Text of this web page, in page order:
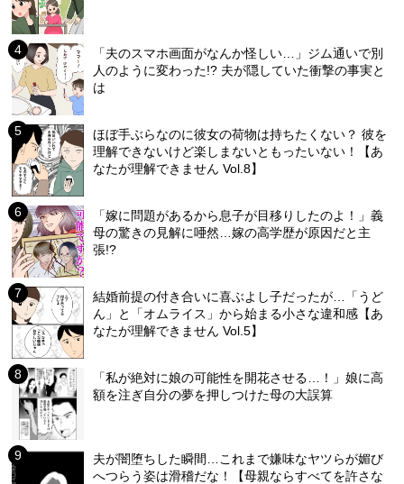
「夫のスマホ画面がなんか怪しい…」ジム通いで別
人のように変わった!? 夫が隠していた衝撃の事実と
は
ほぼ手ぶらなのに彼女の荷物は持ちたくない？ 彼を
理解できないけど楽しまないともったいない！【あ
なたが理解できません Vol.8】
「嫁に問題があるから息子が目移りしたのよ！」義
母の驚きの見解に唖然…嫁の高学歴が原因だと主
張!?
結婚前提の付き合いに喜ぶよし子だったが…「うど
ん」と「オムライス」から始まる小さな違和感【あ
なたが理解できません Vol.5】
「私が絶対に娘の可能性を開花させる…！」娘に高
額を注ぎ自分の夢を押しつけた母の大誤算
夫が闇堕ちした瞬間…これまで嫌味なヤツらが媚び
へつらう姿は滑稽だな！【母親ならすべてを許さな